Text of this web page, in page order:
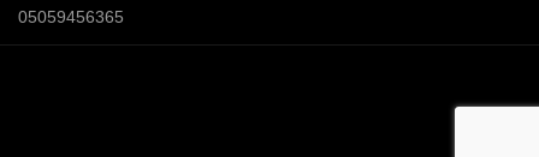
05059456365